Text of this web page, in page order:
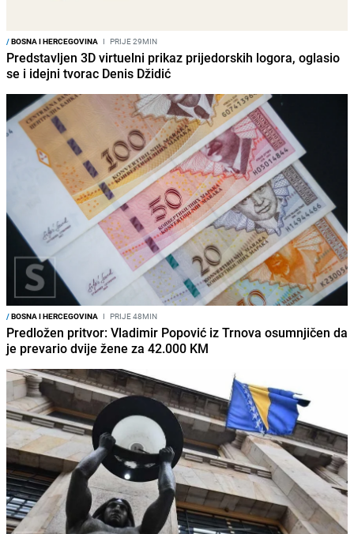
/BOSNA I HERCEGOVINA I PRIJE 29MIN
Predstavljen 3D virtuelni prikaz prijedorskih logora, oglasio
se i idejni tvorac Denis Džidić
/BOSNA I HERCEGOVINA I PRIJE 48MIN
Predložen pritvor: Vladimir Popović iz Trnova osumnjičen da
je prevario dvije žene za 42.000 KM